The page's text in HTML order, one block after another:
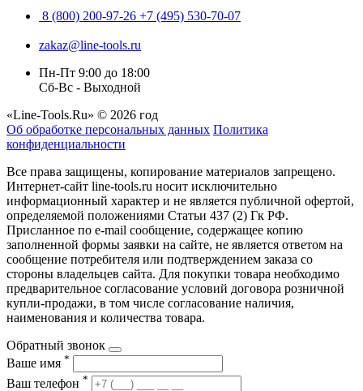
8 (800) 200-97-26 +7 (495) 530-70-07
zakaz@line-tools.ru
Пн-Пт 9:00 до 18:00
Сб-Вс - Выходной
«Line-Tools.Ru» © 2026 год
Об обработке персональных данных Политика
конфиденциальности
Все права защищены, копирование материалов запрещено.
Интернет-сайт line-tools.ru носит исключительно
информационный характер и не является публичной офертой,
определяемой положениями Статьи 437 (2) Гк РФ.
Присланное по e-mail сообщение, содержащее копию
заполненной формы заявки на сайте, не является ответом на
сообщение потребителя или подтверждением заказа со
стороны владельцев сайта. Для покупки товара необходимо
предварительное согласование условий договора розничной
купли-продажи, в том числе согласование наличия,
наименования и количества товара.
Обратный звонок
Ваше имя *
Ваш телефон *